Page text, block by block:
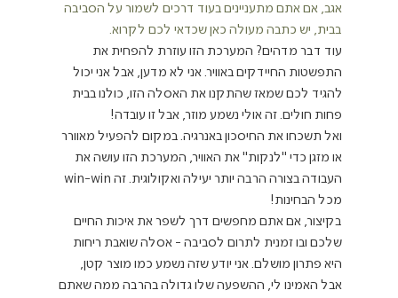
אגב, אם אתם מתעניינים בעוד דרכים לשמור על הסביבה
בבית, יש כתבה מעולה כאן שכדאי לכם לקרוא.
עוד דבר מדהים? המערכת הזו עוזרת להפחית את
התפשטות החיידקים באוויר. אני לא מדען, אבל אני יכול
להגיד לכם שמאז שהתקנו את האסלה הזו, כולנו בבית
פחות חולים. זה אולי נשמע מוזר, אבל זו עובדה!
ואל תשכחו את החיסכון באנרגיה. במקום להפעיל מאוורר
או מזגן כדי "לנקות" את האוויר, המערכת הזו עושה את
העבודה בצורה הרבה יותר יעילה ואקולוגית. זה win-win
מכל הבחינות!
בקיצור, אם אתם מחפשים דרך לשפר את איכות החיים
שלכם ובו זמנית לתרום לסביבה - אסלה שואבת ריחות
היא פתרון מושלם. אני יודע שזה נשמע כמו מוצר קטן,
אבל האמינו לי, ההשפעה שלו גדולה בהרבה ממה שאתם